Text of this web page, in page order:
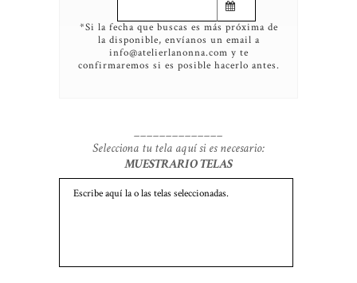
*Si la fecha que buscas es más próxima de
la disponible, envíanos un email a
info@atelierlanonna.com y te
confirmaremos si es posible hacerlo antes.
______________
Selecciona tu tela aquí si es necesario:
MUESTRARIO TELAS